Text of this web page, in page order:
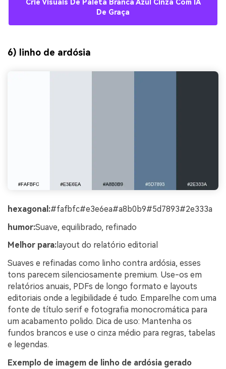
Crie Visuais De Paleta Branca Azul Cinza Com IA
De Graça
6) linho de ardósia
hexagonal:#fafbfc#e3e6ea#a8b0b9#5d7893#2e333a
humor:Suave, equilibrado, refinado
Melhor para: layout do relatório editorial
Suaves e refinadas como linho contra ardósia, esses
tons parecem silenciosamente premium. Use-os em
relatórios anuais, PDFs de longo formato e layouts
editoriais onde a legibilidade é tudo. Emparelhe com uma
fonte de título serif e fotografia monocromática para
um acabamento polido. Dica de uso: Mantenha os
fundos brancos e use o cinza médio para regras, tabelas
e legendas.
Exemplo de imagem de linho de ardósia gerado